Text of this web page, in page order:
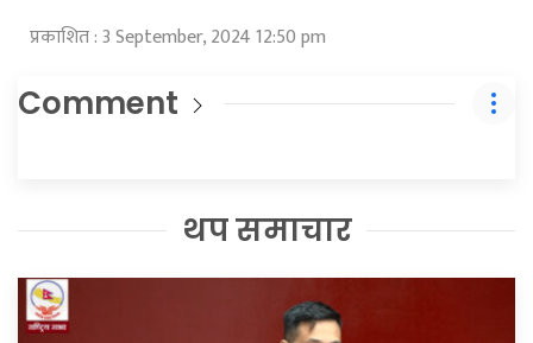
प्रकाशित : 3 September, 2024 12:50 pm
Comment
थप समाचार